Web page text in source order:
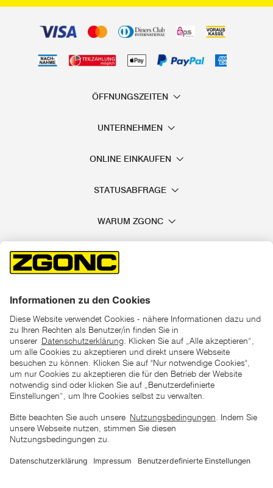
ÖFFNUNGSZEITEN
UNTERNEHMEN
ONLINE EINKAUFEN
STATUSABFRAGE
WARUM ZGONC
*der "statt"-Preis ist der niedrigste von uns in den letzten 30
Tagen vor Beginn dieser Aktion verlangte Preis
unter den UVP Preisen auf dieser Website sind die
zu verstehen